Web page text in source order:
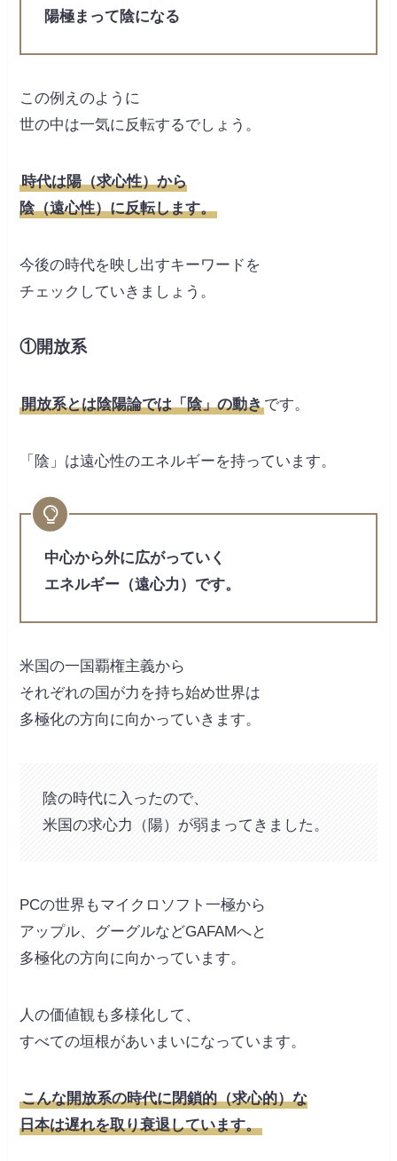
陽極まって陰になる
この例えのように
世の中は一気に反転するでしょう。
時代は陽（求心性）から
陰（遠心性）に反転します。
今後の時代を映し出すキーワードを
チェックしていきましょう。
①開放系
開放系とは陰陽論では「陰」の動きです。
「陰」は遠心性のエネルギーを持っています。
中心から外に広がっていく
エネルギー（遠心力）です。
米国の一国覇権主義から
それぞれの国が力を持ち始め世界は
多極化の方向に向かっていきます。
陰の時代に入ったので、
米国の求心力（陽）が弱まってきました。
PCの世界もマイクロソフト一極から
アップル、グーグルなどGAFAMへと
多極化の方向に向かっています。
人の価値観も多様化して、
すべての垣根があいまいになっています。
こんな開放系の時代に閉鎖的（求心的）な
日本は遅れを取り衰退しています。